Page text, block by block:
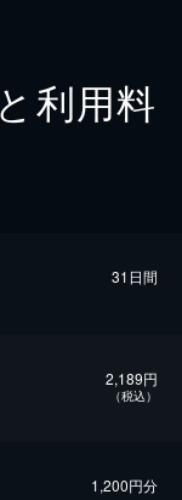
利用料
31日間
2,189円
（税込）
1,200円分